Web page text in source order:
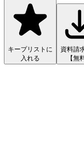
キープリストに
入れる
資料請
【無